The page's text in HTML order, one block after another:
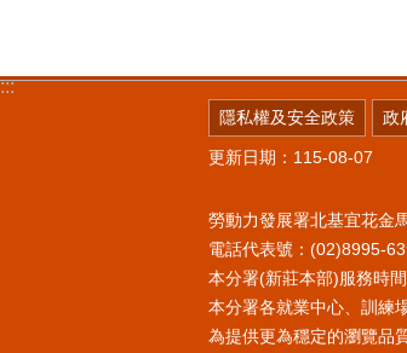
:::
隱私權及安全政策 政
更新日期：115-08-07
勞動力發展署北基宜花金
電話代表號：(02)8995-
本分署(新莊本部)服務時
本分署各就業中心、訓練
為提供更為穩定的瀏覽品